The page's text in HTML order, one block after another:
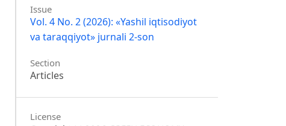
Issue
Vol. 4 No. 2 (2026): «Yashil iqtisodiyot
va taraqqiyot» jurnali 2-son
Section
Articles
License